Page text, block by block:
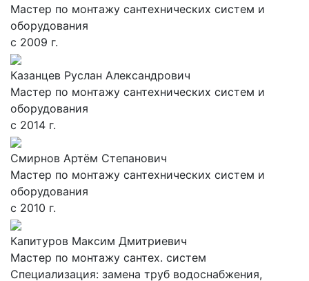
Мастер по монтажу сантехнических систем и
оборудования
с 2009 г.
Казанцев Руслан Александрович
Мастер по монтажу сантехнических систем и
оборудования
с 2014 г.
Смирнов Артём Степанович
Мастер по монтажу сантехнических систем и
оборудования
с 2010 г.
Капитуров Максим Дмитриевич
Мастер по монтажу сантех. систем
Специализация: замена труб водоснабжения,